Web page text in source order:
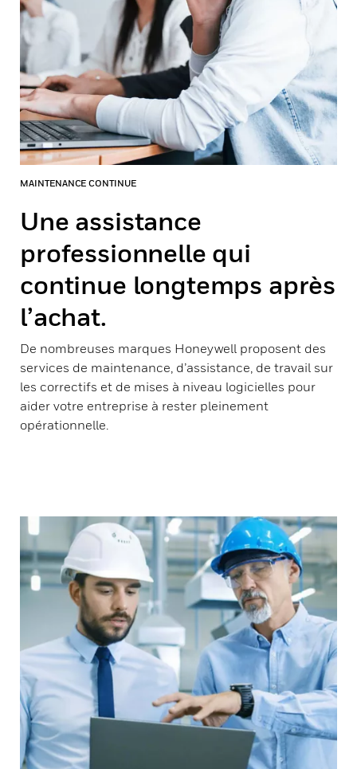
MAINTENANCE CONTINUE
Une assistance
professionnelle qui
continue longtemps après
l’achat.
De nombreuses marques Honeywell proposent des
services de maintenance, d’assistance, de travail sur
les correctifs et de mises à niveau logicielles pour
aider votre entreprise à rester pleinement
opérationnelle.